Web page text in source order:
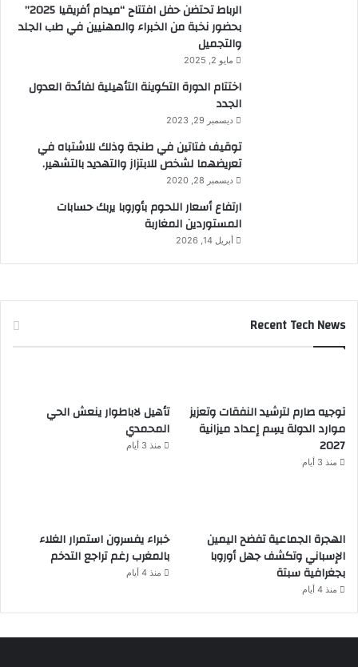
الرباط تحتضن حفل افتتاح “ميدام أفريقيا 2025”
بحضور نخبة من الخبراء والمهنيين في طب الجلد
والتجميل
مايو 2, 2025
اختتام الدورة التكوينة التأهيلية لفائدة العدول
الجدد
ديسمبر 29, 2023
توقيف فتاتين في طنجة وذلك للاشتباه في
تعريضهما لشخص للابتزاز والتهديد بالتشهير.
ديسمبر 28, 2020
ارتفاع أسعار اللحوم بأوروبا يربك حسابات
المستوردين المغاربة
أبريل 14, 2026
Recent Tech News
توجيه صارم لترشيد النفقات وتعزيز
موارد الدولة يسِم إعداد ميزانية
2027
منذ 3 أيام
تأهيل لاباطوار ينعش الحي
المحمدي
منذ 3 أيام
الهجرة الجماعية تفضح اليمين
الإسباني وتكشف جهل أوروبا
بجغرافية سبتة
منذ 4 أيام
خبراء يفسرون استمرار الغلاء
بالمغرب رغم تراجع التدخم
منذ 4 أيام